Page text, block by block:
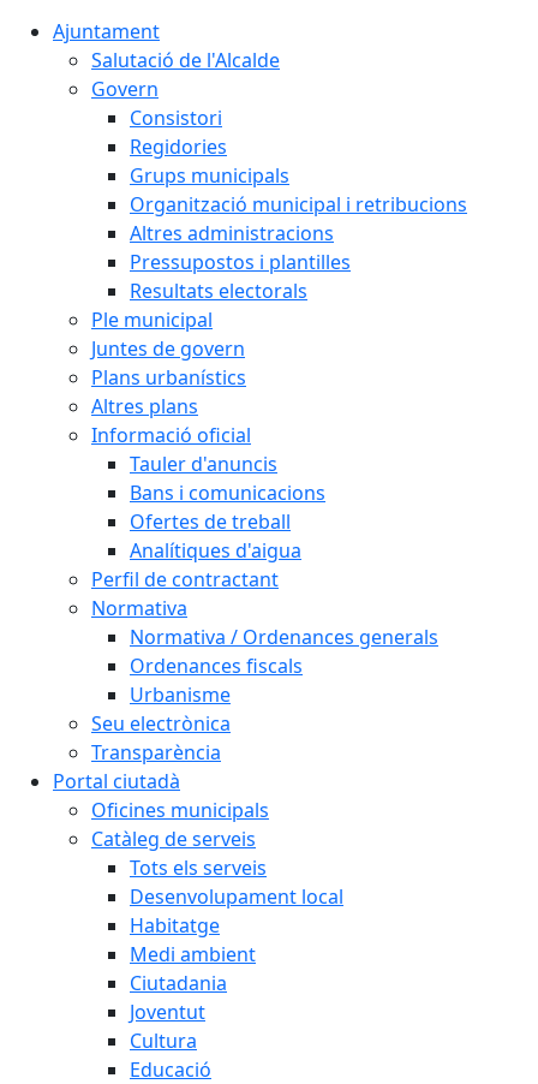
Ajuntament
Salutació de l'Alcalde
Govern
Consistori
Regidories
Grups municipals
Organització municipal i retribucions
Altres administracions
Pressupostos i plantilles
Resultats electorals
Ple municipal
Juntes de govern
Plans urbanístics
Altres plans
Informació oficial
Tauler d'anuncis
Bans i comunicacions
Ofertes de treball
Analítiques d'aigua
Perfil de contractant
Normativa
Normativa / Ordenances generals
Ordenances fiscals
Urbanisme
Seu electrònica
Transparència
Portal ciutadà
Oficines municipals
Catàleg de serveis
Tots els serveis
Desenvolupament local
Habitatge
Medi ambient
Ciutadania
Joventut
Cultura
Educació